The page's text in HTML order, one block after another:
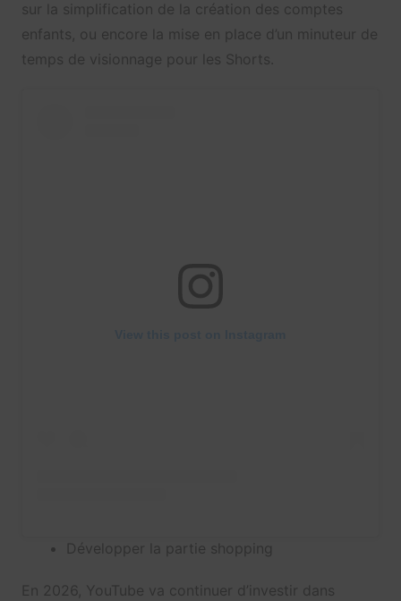
sur la simplification de la création des comptes
enfants, ou encore la mise en place d’un minuteur de
temps de visionnage pour les Shorts.
Développer la partie shopping
En 2026, YouTube va continuer d’investir dans